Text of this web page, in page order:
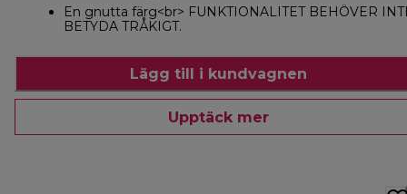
En gnutta färg<br> FUNKTIONALITET BEHÖVER
BETYDA TRÅKIGT.
Lägg till i kundvagnen
Upptäck mer